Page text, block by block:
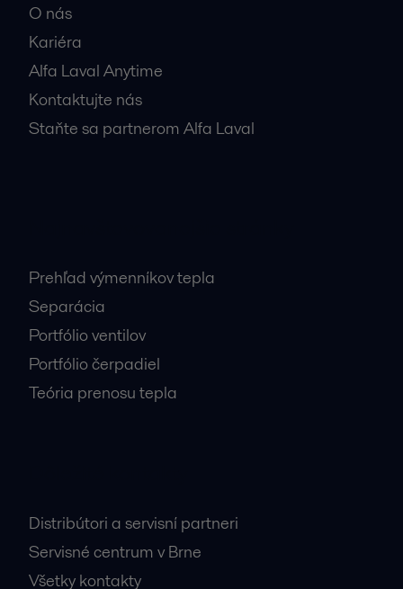
O nás
Kariéra
Alfa Laval Anytime
Kontaktujte nás
Staňte sa partnerom Alfa Laval
Prehľad výmenníkov tepla
Separácia
Portfólio ventilov
Portfólio čerpadiel
Teória prenosu tepla
Distribútori a servisní partneri
Servisné centrum v Brne
Všetky kontakty